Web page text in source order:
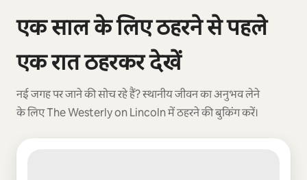
एक साल के लिए ठहरने से पहले
एक रात ठहरकर देखें
नई जगह पर जाने की सोच रहे हैं? स्थानीय जीवन का अनुभव लेने
के लिए The Westerly on Lincoln में ठहरने की बुकिंग करें।
कुल 0 आइटम में से 0 दिखाया जा रहा है